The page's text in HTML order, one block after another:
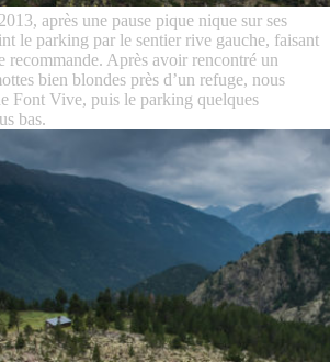
après une pause pique nique sur ses
le parking par le sentier rive gauche, faisant
recommande. Après avoir rencontré un
bien blondes près d’un refuge, nous
Font Vive, puis le parking quelques
bas.